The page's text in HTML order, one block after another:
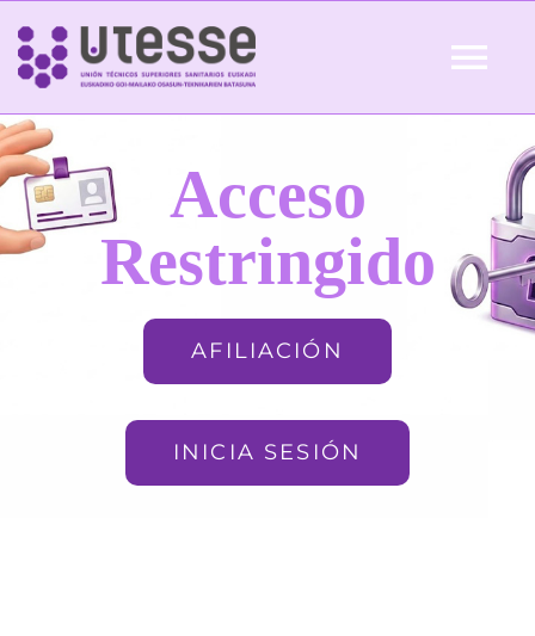
Skip
content
Inicio
QUIÉNES SOMOS Acceso
Restringido
AFILIACIÓN
INICIA SESIÓN